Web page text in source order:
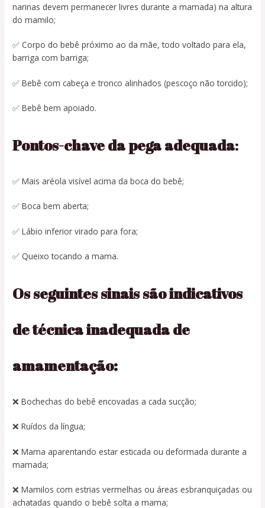
narinas devem permanecer livres durante a mamada) na altura
do mamilo;
✅ Corpo do bebê próximo ao da mãe, todo voltado para ela,
barriga com barriga;
✅ Bebê com cabeça e tronco alinhados (pescoço não torcido);
✅ Bebê bem apoiado.
Pontos-chave da pega adequada:
✅ Mais aréola visível acima da boca do bebê;
✅ Boca bem aberta;
✅ Lábio inferior virado para fora;
✅ Queixo tocando a mama.
Os seguintes sinais são indicativos
de técnica inadequada de
amamentação:
❌ Bochechas do bebê encovadas a cada sucção;
❌ Ruídos da língua;
❌ Mama aparentando estar esticada ou deformada durante a
mamada;
❌ Mamilos com estrias vermelhas ou áreas esbranquiçadas ou
achatadas quando o bebê solta a mama;